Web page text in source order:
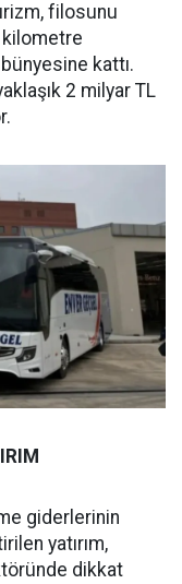
filosunu
kilometre
kattı.
2 milyar TL
giderlerinin
yatırım,
dikkat